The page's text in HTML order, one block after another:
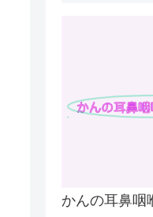
かんの耳鼻咽